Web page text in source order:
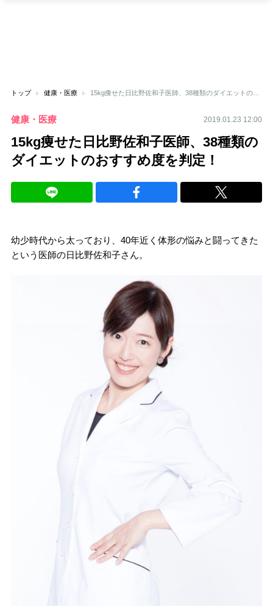
トップ 健康・医療 15kg痩せた日比野佐和子医師、38種類のダイエットのおすすめ度を判定！
健康・医療 2019.01.23 12:00
15kg痩せた日比野佐和子医師、38種類の
ダイエットのおすすめ度を判定！
幼少時代から太っており、40年近く体形の悩みと闘ってきた
という医師の日比野佐和子さん。